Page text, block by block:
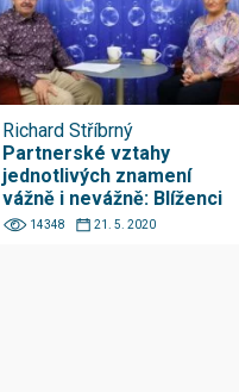
Richard Stříbrný
Partnerské vztahy
jednotlivých znamení
vážně i nevážně: Blíženci
14348 21. 5. 2020